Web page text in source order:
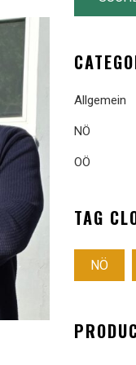
Allgemein
NÖ
OÖ
TAG
NÖ